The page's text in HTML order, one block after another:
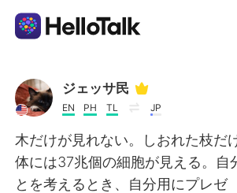
語学交換アプリ
AI Grammar Checker
日本語
ジェッサ民
EN PH TL JP
木だけが見れない。しおれた枝だ
体には37兆個の細胞が見える。自
とを考えるとき、自分用にプレゼ